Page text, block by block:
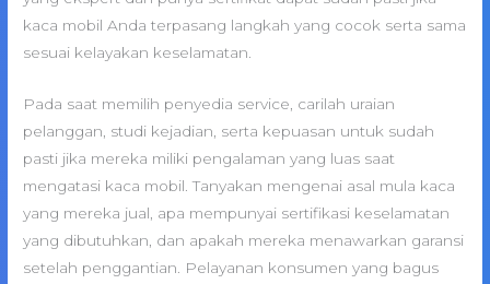
kaca mobil Anda terpasang langkah yang cocok serta sama
sesuai kelayakan keselamatan.
Pada saat memilih penyedia service, carilah uraian
pelanggan, studi kejadian, serta kepuasan untuk sudah
pasti jika mereka miliki pengalaman yang luas saat
mengatasi kaca mobil. Tanyakan mengenai asal mula kaca
yang mereka jual, apa mempunyai sertifikasi keselamatan
yang dibutuhkan, dan apakah mereka menawarkan garansi
setelah penggantian. Pelayanan konsumen yang bagus